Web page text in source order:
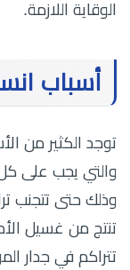
الوقاية اللازمة.
أسباب
توجد الكثير من
والتي يجب على
وذلك حتى تتجنب
تنتج من غسيل
تتراكم في جدار